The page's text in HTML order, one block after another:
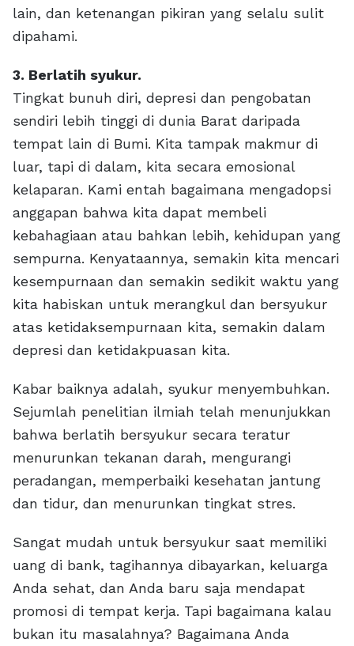
lain, dan ketenangan pikiran yang selalu sulit
dipahami.
3. Berlatih syukur.
Tingkat bunuh diri, depresi dan pengobatan
sendiri lebih tinggi di dunia Barat daripada
tempat lain di Bumi. Kita tampak makmur di
luar, tapi di dalam, kita secara emosional
kelaparan. Kami entah bagaimana mengadopsi
anggapan bahwa kita dapat membeli
kebahagiaan atau bahkan lebih, kehidupan yang
sempurna. Kenyataannya, semakin kita mencari
kesempurnaan dan semakin sedikit waktu yang
kita habiskan untuk merangkul dan bersyukur
atas ketidaksempurnaan kita, semakin dalam
depresi dan ketidakpuasan kita.
Kabar baiknya adalah, syukur menyembuhkan.
Sejumlah penelitian ilmiah telah menunjukkan
bahwa berlatih bersyukur secara teratur
menurunkan tekanan darah, mengurangi
peradangan, memperbaiki kesehatan jantung
dan tidur, dan menurunkan tingkat stres.
Sangat mudah untuk bersyukur saat memiliki
uang di bank, tagihannya dibayarkan, keluarga
Anda sehat, dan Anda baru saja mendapat
promosi di tempat kerja. Tapi bagaimana kalau
bukan itu masalahnya? Bagaimana Anda